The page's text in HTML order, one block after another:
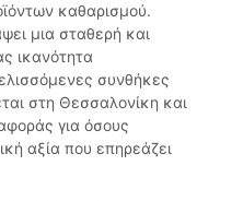
καθαρισμού.
μια σταθερή και
ικανότητα
συνθήκες
στη Θεσσαλονίκη και
για όσους
αξία που επηρεάζει